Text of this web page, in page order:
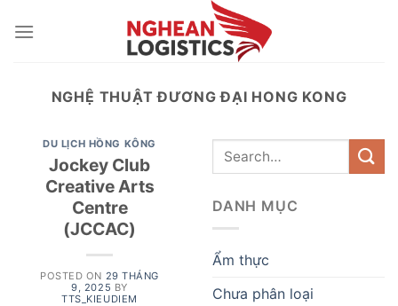
NGHỆ THUẬT ĐƯƠNG ĐẠI HONG KONG
DU LỊCH HỒNG KÔNG
Jockey Club
Creative Arts
Centre
(JCCAC)
POSTED ON 29 THÁNG
9, 2025 BY
TTS_KIEUDIEM
DANH MỤC
Ẩm thực
Chưa phân loại